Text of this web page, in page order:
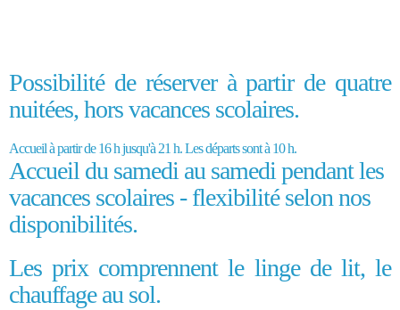
Possibilité de réserver à partir de quatre
nuitées, hors vacances scolaires.
Accueil à partir de 16 h jusqu'à 21 h. Les départs sont à 10 h.
Accueil du samedi au samedi pendant les
vacances scolaires - flexibilité selon nos
disponibilités.
Les prix comprennent le linge de lit, le
chauffage au sol.